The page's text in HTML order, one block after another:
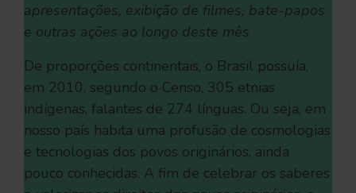
apresentações, exibição de filmes, bate-papos
e outras ações ao longo deste mês
De proporções continentais, o Brasil possuía,
em 2010, segundo o Censo, 305 etnias
indígenas, falantes de 274 línguas. Ou seja, em
nosso país habita uma profusão de cosmologias
e tecnologias dos povos originários, ainda
pouco conhecidas. A fim de celebrar os saberes